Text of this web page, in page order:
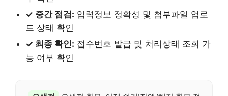
✓ 중간 점검: 입력정보 정확성 및 첨부파일 업로
드 상태 확인
✓ 최종 확인: 접수번호 발급 및 처리상태 조회 가
능 여부 확인